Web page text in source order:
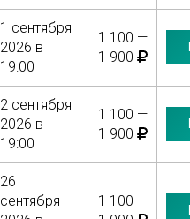
1 сентября
2026 в
19:00
1 100 —
1 900
2 сентября
2026 в
19:00
1 100 —
1 900
26
сентября
1 100 —